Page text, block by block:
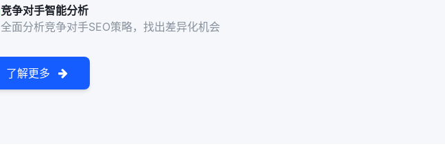
竞争对手智能分析
全面分析竞争对手SEO策略，找出差异化机会
了解更多